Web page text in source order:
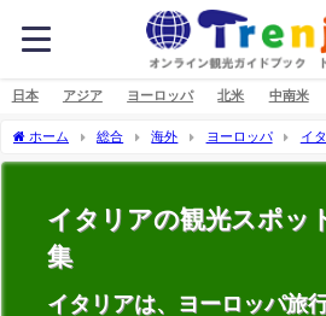
日本 アジア ヨーロッパ 北米 中南米
ホーム 総合 海外 ヨーロッパ イ
イタリアの観光スポッ
集
イタリアは、ヨーロッパ旅